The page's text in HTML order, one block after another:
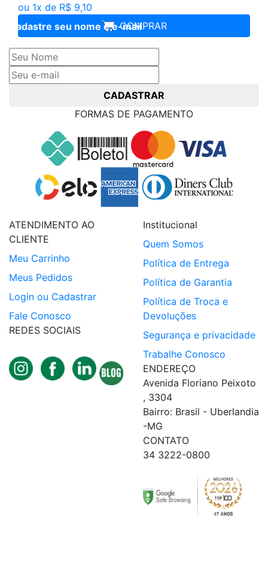
ou 1x de R$ 9,10
COMPRAR
Cadastre seu nome e e-mail
e receba ofertas exclusivas
CADASTRAR
FORMAS DE PAGAMENTO
ATENDIMENTO AO
CLIENTE
Meu Carrinho
Meus Pedidos
Login ou Cadastrar
Fale Conosco
REDES SOCIAIS
Institucional
Quem Somos
Política de Entrega
Política de Garantia
Política de Troca e
Devoluções
Segurança e privacidade
Trabalhe Conosco
ENDEREÇO
Avenida Floriano Peixoto
, 3304
Bairro: Brasil - Uberlandia
-MG
CONTATO
34 3222-0800